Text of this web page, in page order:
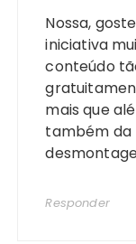
Nossa,
iniciativa
conteúdo
mais que
também da
Responder